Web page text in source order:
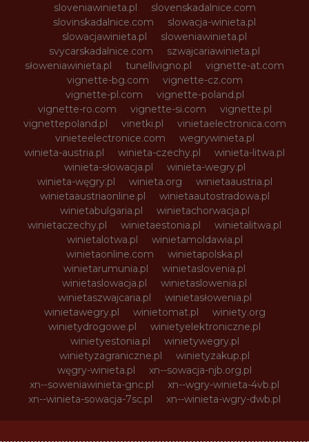
sloveniawinieta.pl
slovenskadalnice.com
slovinskadalnice.com
slowacja-winieta.pl
slowacjawinieta.pl
sloweniawinieta.pl
svycarskadalnice.com
szwajcariawinieta.pl
słoweniawinieta.pl
tunellivigno.pl
vignette-at.com
vignette-bg.com
vignette-cz.com
vignette-pl.com
vignette-poland.pl
vignette-ro.com
vignette-si.com
vignette.pl
vignettepoland.pl
vinetki.pl
vinietaelectronica.com
vinieteelectronice.com
wegrywinieta.pl
winieta-austria.pl
winieta-czechy.pl
winieta-litwa.pl
winieta-słowacja.pl
winieta-wegry.pl
winieta-węgry.pl
winieta.org
winietaaustria.pl
winietaaustriaonline.pl
winietaautostradowa.pl
winietabulgaria.pl
winietachorwacja.pl
winietaczechy.pl
winietaestonia.pl
winietalitwa.pl
winietalotwa.pl
winietamoldawia.pl
winietaonline.com
winietapolska.pl
winietarumunia.pl
winietaslovenia.pl
winietaslowacja.pl
winietaslowenia.pl
winietaszwajcaria.pl
winietasłowenia.pl
winietawegry.pl
winietomat.pl
winiety.org
winietydrogowe.pl
winietyelektroniczne.pl
winietyestonia.pl
winietywegry.pl
winietyzagraniczne.pl
winietyzakup.pl
węgry-winieta.pl
xn--sowacja-njb.org.pl
xn--soweniawinieta-gnc.pl
xn--wgry-winieta-4vb.pl
xn--winieta-sowacja-7sc.pl
xn--winieta-wgry-dwb.pl